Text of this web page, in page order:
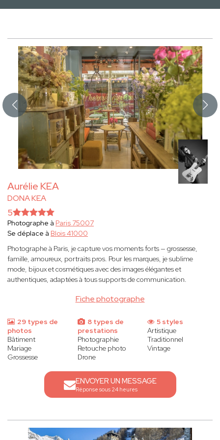
Aurélie KEA
DONA KEA
Fiche photographe
5
Photographe à Paris 75007
Se déplace à Blois 41000
Photographe à Paris, je capture vos moments forts — grossesse,
famille, amoureux, portraits pros. Pour les marques, je sublime
mode, bijoux et cosmétiques avec des images élégantes et
authentiques, adaptées à tous supports de communication.
29 types de
photos
Bâtiment
Mariage
Grossesse
8 types de
prestations
Photographie
Retouche photo
Drone
5 styles
Artistique
Traditionnel
Vintage
ENVOYER UN MESSAGE
Réponse sous 24 heures